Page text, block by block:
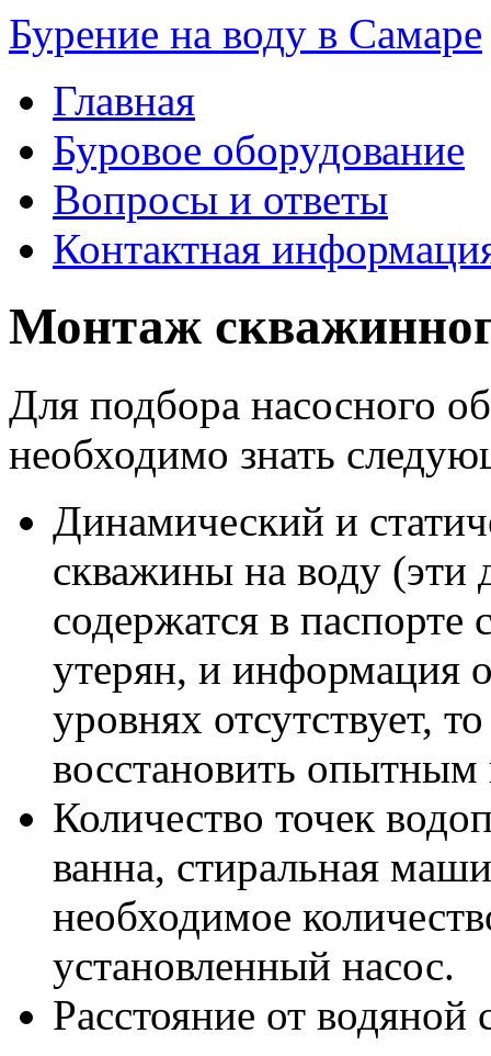
Бурение на воду в Самаре
Главная
Буровое оборудование
Вопросы и ответы
Контактная
Монтаж
Для подбора насосного
необходимо знать
Динамический и
скважины на воду (эти
содержатся в
утерян, и информация
уровнях отсутствует,
восстановить опытным
Количество точек
ванна, стиральная
необходимое
установленный насос.
Расстояние от